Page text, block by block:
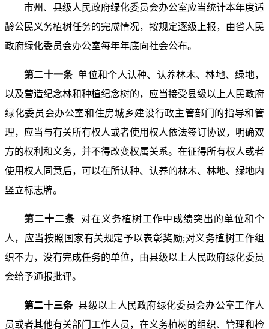
市州、县级人民政府绿化委员会办公室应当统计本年度适
龄公民义务植树任务的完成情况，按规定逐级上报，由省人民
政府绿化委员会办公室每年年底向社会公布。
第二十一条单位和个人认种、认养林木、林地、绿地，
以及营造纪念林和种植纪念树的，应当接受县级以上人民政府
绿化委员会办公室和住房城乡建设行政主管部门的指导和管
理，应当与有关所有权人或者使用权人依法签订协议，明确双
方的权利和义务，并不得改变权属关系。在征得所有权人或者
使用权人同意后，可以在所认种、认养的林木、林地、绿地内
竖立标志牌。
第二十二条 对在义务植树工作中成绩突出的单位和个
人，应当按照国家有关规定予以表彰奖励;对义务植树工作组
织不力，没有完成任务的单位，由县级以上人民政府绿化委员
会给予通报批评。
第二十三条 县级以上人民政府绿化委员会办公室工作人
员或者其他有关部门工作人员，在义务植树的组织、管理和检